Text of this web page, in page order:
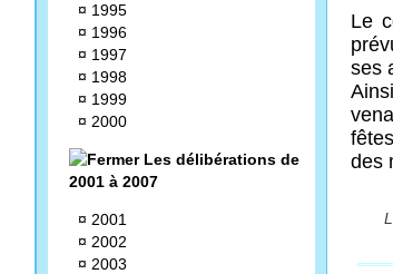
¤ 1995
¤ 1996
¤ 1997
¤ 1998
¤ 1999
¤ 2000
Les délibérations de
2001 à 2007
¤ 2001
¤ 2002
¤ 2003
Le
ses
des